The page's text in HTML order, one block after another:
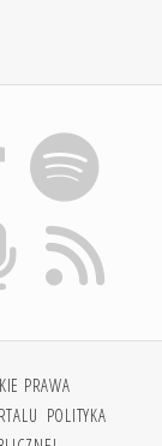
PRAWA
POLITYKA